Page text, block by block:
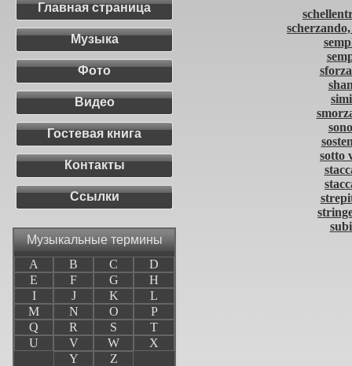
Главная страница
Музыка
Фото
Видео
Гостевая книга
Контакты
Ссылки
Музыкальные термины
A
B C
D
E
F G
H
I
J K
L
M
N O
P
Q
R S
T
U
V W
X
Y
Z
sotto